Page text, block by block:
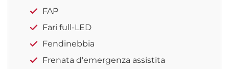
FAP
Fari full-LED
Fendinebbia
Frenata d'emergenza assistita